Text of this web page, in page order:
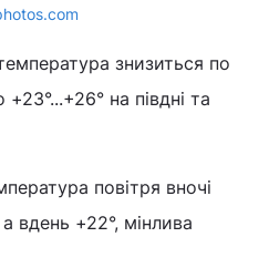
знизиться по
на півдні та
повітря вночі
вдень +22°, мінлива